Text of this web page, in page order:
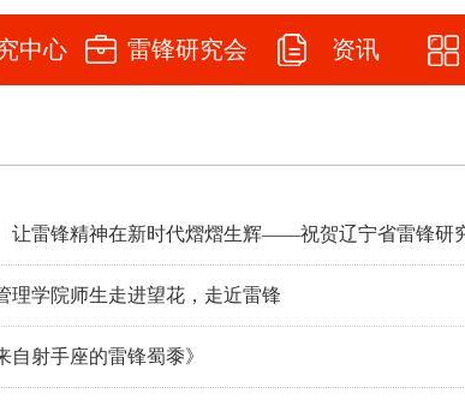
中心 雷锋研究会 资讯
让雷锋精神在新时代熠熠生辉——祝贺辽宁省雷锋研
理学院师生走进望花，走近雷锋
自射手座的雷锋蜀黍》